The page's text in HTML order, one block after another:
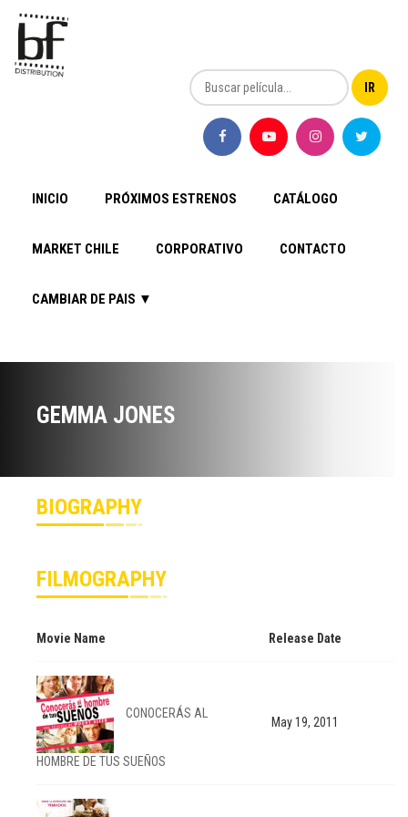
INICIO PRÓXIMOS ESTRENOS CATÁLOGO
MARKET CHILE CORPORATIVO CONTACTO
CAMBIAR DE PAIS ▼
GEMMA JONES
BIOGRAPHY
FILMOGRAPHY
Movie Name Release Date
CONOCERÁS AL
HOMBRE DE TUS SUEÑOS
May 19, 2011